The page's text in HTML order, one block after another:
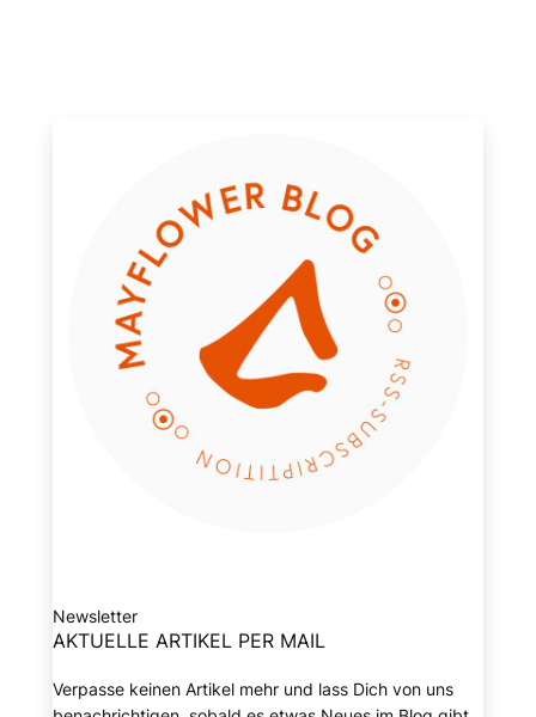
Newsletter
AKTUELLE ARTIKEL PER MAIL
Verpasse keinen Artikel mehr und lass Dich von uns